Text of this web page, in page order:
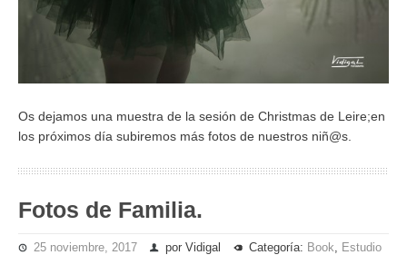
Os dejamos una muestra de la sesión de Christmas de Leire;en
los próximos día subiremos más fotos de nuestros niñ@s.
Fotos de Familia.
25 noviembre, 2017 por Vidigal Categoría: Book, Estudio